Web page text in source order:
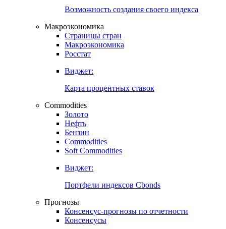
Возможность создания своего индекса
Макроэкономика
Страницы стран
Макроэкономика
Росстат
Виджет:
Карта процентных ставок
Commodities
Золото
Нефть
Бензин
Commodities
Soft Commodities
Виджет:
Портфели индексов Cbonds
Прогнозы
Консенсус-прогнозы по отчетности
Консенсусы